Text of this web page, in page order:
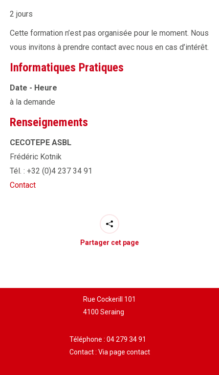
2 jours
Cette formation n’est pas organisée pour le moment. Nous
vous invitons à prendre contact avec nous en cas d’intérêt.
Informatiques Pratiques
Date - Heure
à la demande
Renseignements
CECOTEPE ASBL
Frédéric Kotnik
Tél. : +32 (0)4 237 34 91
Contact
Partager cet page
Rue Cockerill 101
4100 Seraing
Téléphone : 04 279 34 91
Contact : Via page contact